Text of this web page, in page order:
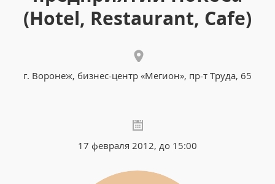
(Hotel, Restaurant, Cafe)
г. Воронеж, бизнес-центр «Мегион», пр-т Труда, 65
17 февраля 2012, до 15:00